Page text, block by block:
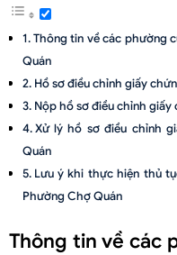
Thông tin về các phường
Quán
Hồ sơ điều chỉnh giấy
Nộp hồ sơ điều chỉnh
Xử lý hồ sơ điều chỉnh
Quán
Lưu ý khi thực hiện thủ
Phường Chợ Quán
Thông tin về các